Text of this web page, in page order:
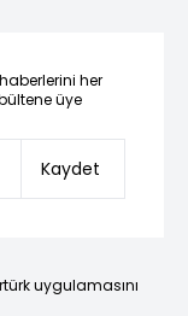
her
üye
Kaydet
uygulamasını